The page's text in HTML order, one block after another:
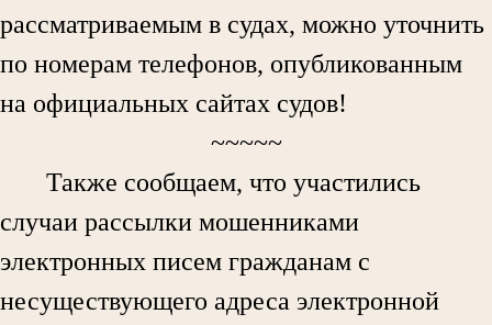
рассматриваемым в судах, можно уточнить
по номерам телефонов, опубликованным
на официальных сайтах судов!
~~~~~
Также сообщаем, что участились
случаи рассылки мошенниками
электронных писем гражданам с
несуществующего адреса электронной